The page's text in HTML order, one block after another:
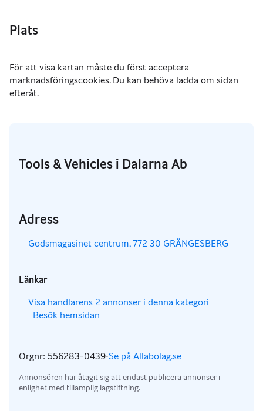
Plats
Tools & Vehicles i Dalarna Ab
Adress
Godsmagasinet centrum, 772 30 GRÄNGESBERG
Länkar
Visa handlarens 2 annonser i denna kategori
Besök hemsidan
Orgnr: 556283-0439·Se på Allabolag.se
,
Annonsören har åtagit sig att endast publicera annonser i
enlighet med tillämplig lagstiftning.